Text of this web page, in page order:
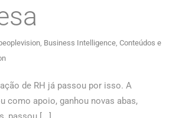
, Business Intelligence, Conteúdos e
de RH já passou por isso. A
como apoio, ganhou novas abas,